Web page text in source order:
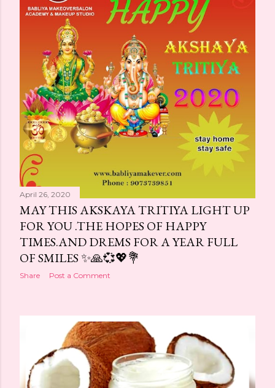
April 26, 2020
MAY THIS AKSKAYA TRITIYA LIGHT UP
FOR YOU .THE HOPES OF HAPPY
TIMES.AND DREMS FOR A YEAR FULL
OF SMILES ✨🙏💞💖💐
Share Post a Comment